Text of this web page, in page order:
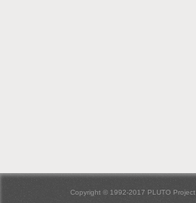
Copyright © 1992-2017 PLUTO Project